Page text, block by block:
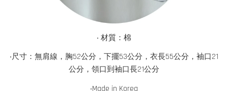
‧ 材質：棉
‧尺寸：無肩線，胸52公分，下擺53公分，衣長55公分，袖口21
公分，領口到袖口長21公分
‧Made in Korea